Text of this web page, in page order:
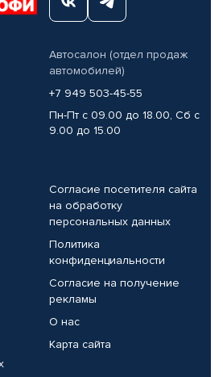
Автосалон (отдел продаж
автомобилей)
+7 949 503-45-55
Пн-Пт с 09.00 до 18.00, Сб с
9.00 до 15.00
Согласие посетителя сайта
на обработку
персональных данных
Политика
конфиденциальности
Согласие на получение
рекламы
О нас
Карта сайта